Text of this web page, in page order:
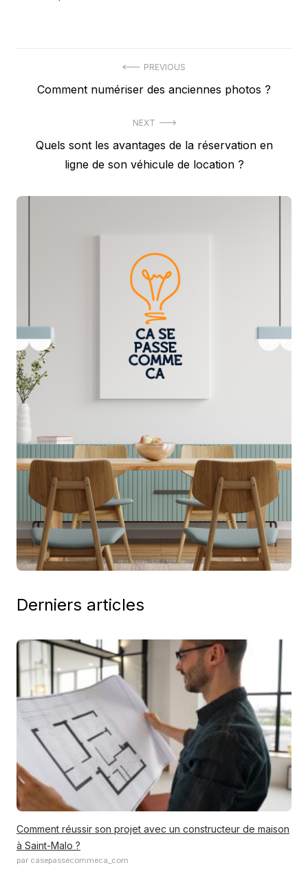
PREVIOUS
Previous
Comment numériser des anciennes photos ?
NEXT
NextQuels sont les avantages de la réservation en
ligne de son véhicule de location ?
Derniers articles
Comment réussir son projet avec un constructeur de maison
à Saint-Malo ?
par casepassecommeca_com